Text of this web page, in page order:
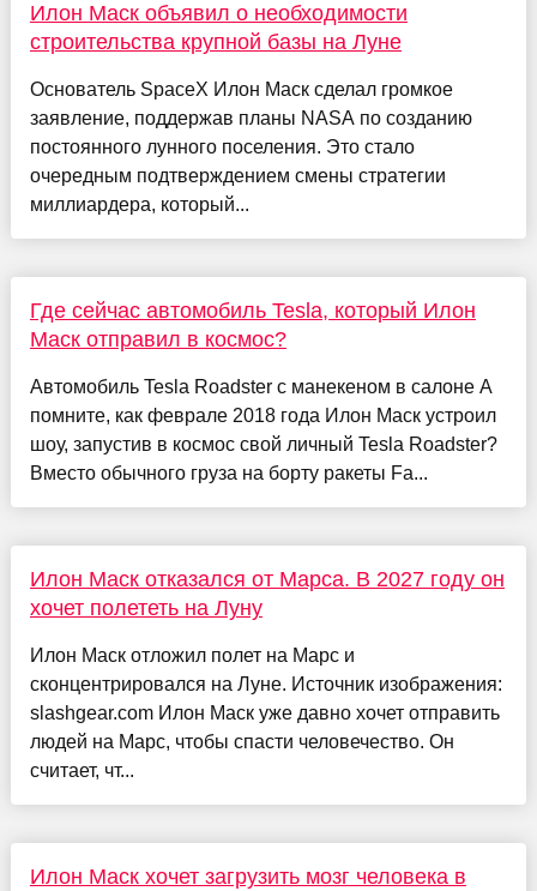
Илон Маск объявил о необходимости
строительства крупной базы на Луне
Основатель SpaceX Илон Маск сделал громкое
заявление, поддержав планы NASA по созданию
постоянного лунного поселения. Это стало
очередным подтверждением смены стратегии
миллиардера, который...
Где сейчас автомобиль Tesla, который Илон
Маск отправил в космос?
Автомобиль Tesla Roadster с манекеном в салоне А
помните, как феврале 2018 года Илон Маск устроил
шоу, запустив в космос свой личный Tesla Roadster?
Вместо обычного груза на борту ракеты Fa...
Илон Маск отказался от Марса. В 2027 году он
хочет полететь на Луну
Илон Маск отложил полет на Марс и
сконцентрировался на Луне. Источник изображения:
slashgear.com Илон Маск уже давно хочет отправить
людей на Марс, чтобы спасти человечество. Он
считает, чт...
Илон Маск хочет загрузить мозг человека в